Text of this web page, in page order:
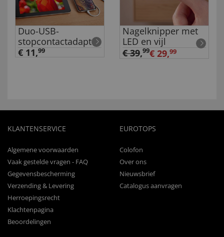
Duo-USB-
stopcontactadapter
€ 11,99
Nagelknipper met
LED en vijl
€ 39,99€ 29,99
KLANTENSERVICE
Algemene voorwaarden
Vaak gestelde vragen - FAQ
Gegevensbescherming
Verzending & Levering
Herroepingsrecht
Klachtenpagina
Beoordelingen
EUROTOPS
Colofon
Over ons
Nieuwsbrief
Catalogus aanvragen